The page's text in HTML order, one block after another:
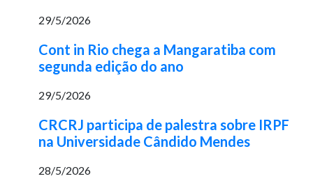
29/5/2026
Cont in Rio chega a Mangaratiba com
segunda edição do ano
29/5/2026
CRCRJ participa de palestra sobre IRPF
na Universidade Cândido Mendes
28/5/2026